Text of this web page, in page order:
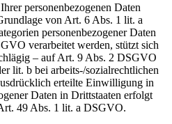
personenbezogenen Daten
von Art. 6 Abs. 1 lit. a
personenbezogener Daten
verarbeitet werden, stützt sich
– auf Art. 9 Abs. 2 DSGVO
lit. b bei arbeits-/sozialrechtlichen
erteilte Einwilligung in
Daten in Drittstaaten erfolgt
49 Abs. 1 lit. a DSGVO.